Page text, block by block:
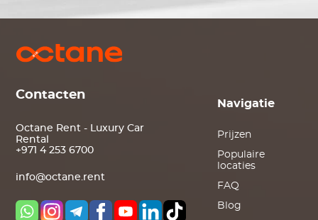
Contacten
Octane Rent - Luxury Car
Rental
+971 4 253 6700
info@octane.rent
Navigatie
Prijzen
Populaire
locaties
FAQ
Blog